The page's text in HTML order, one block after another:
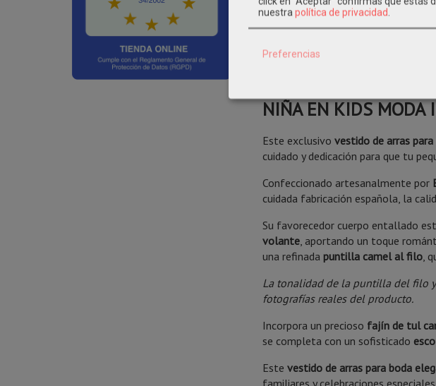
DESCRIPCIÓN COSTES DE
COLECCIÓN
NIÑA EN KIDS MODA
Este exclusivovestido de arras
cuidado y dedicación para que tu
Confeccionado artesanalmente por
cuidada fabricación española, la
Su favorecedor cuerpo entallado
volante , aportando un toque
una refinadapuntilla camel al filo ,
La tonalidad de la puntilla del filo
fotografías reales del producto.
Incorpora un precioso fajín de tul
se completa con un sofisticado
Estevestido de arras para boda
familiares y celebraciones
nuestra política de privacidad
Preferencias